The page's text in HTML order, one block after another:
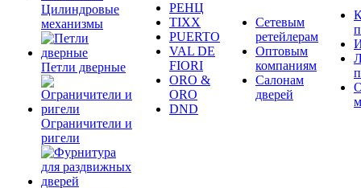
Цилиндровые
механизмы
Петли дверные
Ограничители и
ригели
РЕНЦ
TIXX
PUERTO
VAL DE
FIORI
ORO &
ORO
DND
Сетевым
ретейлерам
Оптовым
компаниям
Салонам
дверей